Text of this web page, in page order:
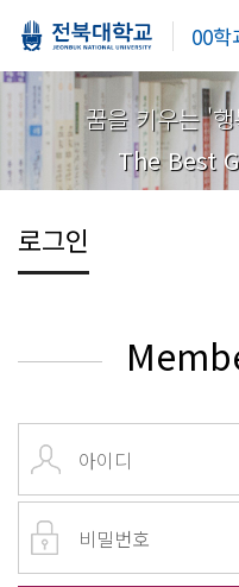
00학
꿈을 키우는 '
The Best
로그인